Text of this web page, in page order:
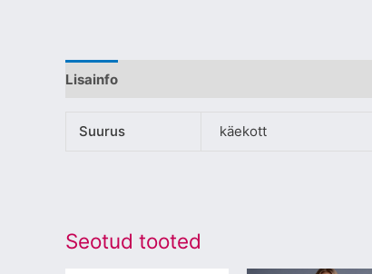
Lisainfo
Suurus käekott
Seotud tooted